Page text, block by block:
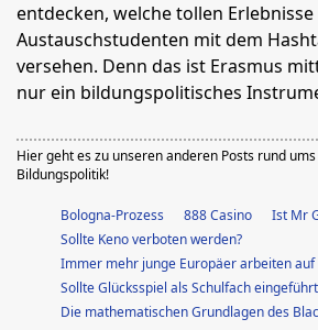
entdecken, welche tollen Erlebnisse
Austauschstudenten mit dem
versehen. Denn das ist Erasmus
nur ein bildungspolitisches
Hier geht es zu unseren anderen Posts rund
Bildungspolitik!
Bologna-Prozess 888 Casino
Ist Mr
Sollte Keno verboten werden?
Immer mehr junge Europäer arbeiten auf
Sollte Glücksspiel als Schulfach
Die mathematischen Grundlagen des